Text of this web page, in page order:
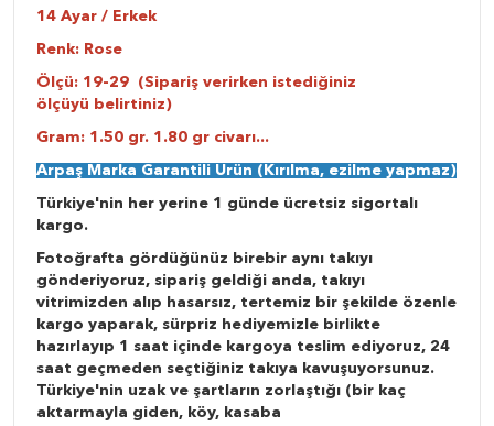
14 Ayar / Erkek
Renk: Rose
Ölçü: 19-29 (Sipariş verirken istediğiniz
ölçüyü belirtiniz)
Gram: 1.50 gr. 1.80 gr civarı...
Arpaş Marka Garantili Ürün (Kırılma, ezilme yapmaz)
Türkiye'nin her yerine 1 günde ücretsiz sigortalı
kargo.
Fotoğrafta gördüğünüz birebir aynı takıyı
gönderiyoruz, sipariş geldiği anda, takıyı
vitrimizden alıp hasarsız, tertemiz bir şekilde özenle
kargo yaparak, sürpriz hediyemizle birlikte
hazırlayıp 1 saat içinde kargoya teslim ediyoruz, 24
saat geçmeden seçtiğiniz takıya kavuşuyorsunuz.
Türkiye'nin uzak ve şartların zorlaştığı (bir kaç
aktarmayla giden, köy, kasaba